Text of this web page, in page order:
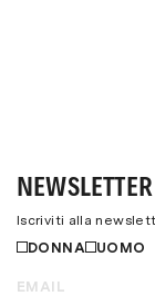
Iscriviti alla
DONNA
UOMO